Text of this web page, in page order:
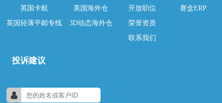
英国卡航
英国轻薄平邮专线
美国海外仓
3D动态海外仓
开放职位
荣誉资质
联系我们
赛盒ERP
投诉建议